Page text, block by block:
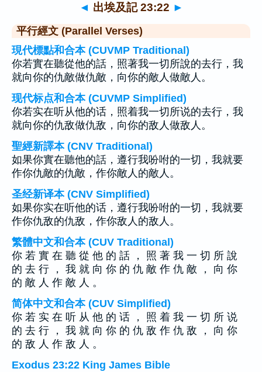
◄ 出埃及記 23:22 ►
平行經文 (Parallel Verses)
現代標點和合本 (CUVMP Traditional)
你若實在聽從他的話，照著我一切所說的去行，我
就向你的仇敵做仇敵，向你的敵人做敵人。
现代标点和合本 (CUVMP Simplified)
你若实在听从他的话，照着我一切所说的去行，我
就向你的仇敌做仇敌，向你的敌人做敌人。
聖經新譯本 (CNV Traditional)
如果你實在聽他的話，遵行我吩咐的一切，我就要
作你仇敵的仇敵，作你敵人的敵人。
圣经新译本 (CNV Simplified)
如果你实在听他的话，遵行我吩咐的一切，我就要
作你仇敌的仇敌，作你敌人的敌人。
繁體中文和合本 (CUV Traditional)
你 若 實 在 聽 從 他 的 話 ， 照 著 我 一 切 所 說
的 去 行 ， 我 就 向 你 的 仇 敵 作 仇 敵 ， 向 你
的 敵 人 作 敵 人 。
简体中文和合本 (CUV Simplified)
你 若 实 在 听 从 他 的 话 ， 照 着 我 一 切 所 说
的 去 行 ， 我 就 向 你 的 仇 敌 作 仇 敌 ， 向 你
的 敌 人 作 敌 人 。
Exodus 23:22 King James Bible